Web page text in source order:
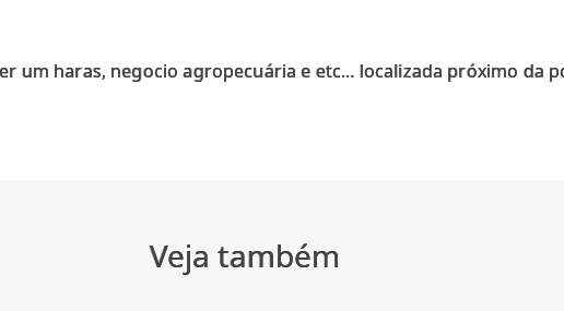
um haras, negocio agropecuária e etc... localizada próximo da
Veja também